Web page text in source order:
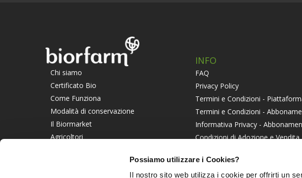
Possiamo utilizzare i Cookies?
Il nostro sito web utilizza i cookie per offrirti un
Chi siamo
Certificato Bio
Come Funziona
Modalità di conservazione
Il Biormarket
Agricoltori
INFO
FAQ
Privacy Policy
Termini e Condizioni -
Termini e Condizioni -
Informativa Privacy -
Condizioni di Adozione e Vendita
Informativa Societaria